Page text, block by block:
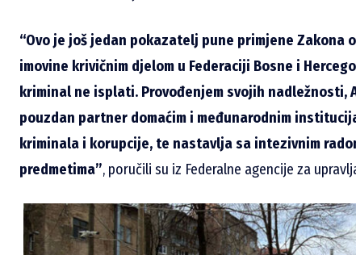
“Ovo je još jedan pokazatelj pune primjene Zakona
imovine krivičnim djelom u Federaciji Bosne i
kriminal ne isplati. Provođenjem svojih nadležnosti,
pouzdan partner domaćim i međunarodnim
kriminala i korupcije, te nastavlja sa intezivnim
predmetima”, poručili su iz Federalne agencije za